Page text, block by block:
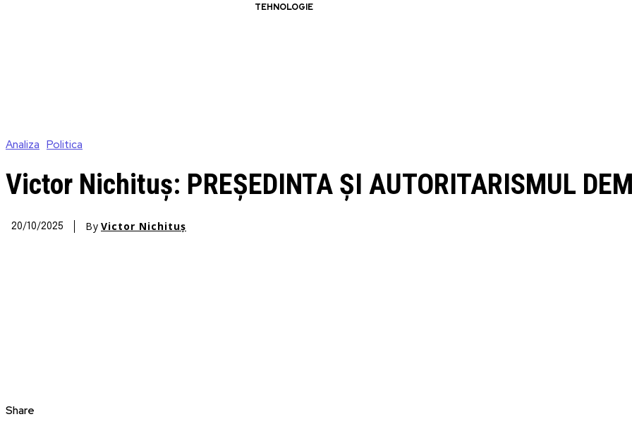
TEHNOLOGIE
Analiza Politica
Victor Nichituș: PREȘEDINTA ȘI AUTORITARISMUL
20/10/2025 By Victor Nichituș
Share